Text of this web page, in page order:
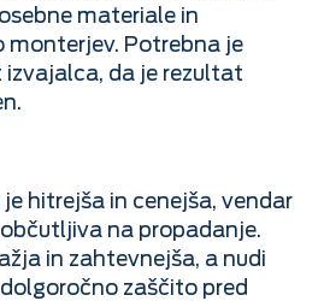
materiale in
monterjev. Potrebna je
da je rezultat
hitrejša in cenejša, vendar
na propadanje.
in zahtevnejša, a nudi
zaščito pred